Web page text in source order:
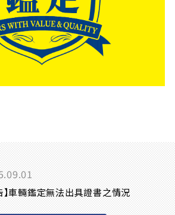
】車輛鑑定無法出具證書之情況